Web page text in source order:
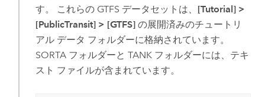
す。 これらの GTFS データセットは、 [Tutorial] >
[PublicTransit] > [GTFS]の展開済みのチュートリ
アル データ フォルダーに格納されています。
SORTA フォルダーと TANK フォルダーには、テキ
スト ファイルが含まれています。